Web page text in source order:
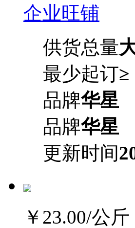
企业旺铺
供货总量
最少起订≥
品牌华星
品牌华星
更新时间
￥23.00/公斤